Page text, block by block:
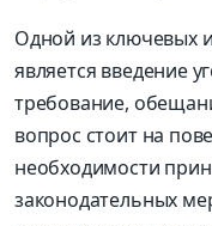
Одной из ключевых
является введение
требование,
вопрос стоит на
необходимости
законодательных